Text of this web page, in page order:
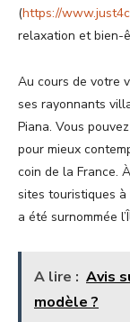
(https://
relaxation et bien-
Au cours de votre
ses rayonnants
Piana. Vous
pour mieux
coin de la France.
sites touristiques à
a été surnommée
A lire : Avis
modèle ?